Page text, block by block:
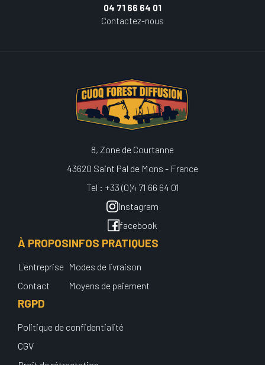
04 71 66 64 01
Contactez-nous
8, Zone de Courtanne
43620 Saint Pal de Mons - France
Tel : +33 (0)4 71 66 64 01
instagram
facebook
À PROPOS
L'entreprise
Contact
INFOS PRATIQUES
Modes de livraison
Moyens de paiement
RGPD
Politique de confidentialité
CGV